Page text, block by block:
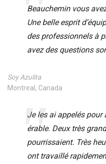
Beauchemin vous
Une belle esprit
des professionnels à
avez des questions
Soy Azulita
Montreal, Canada
Je les ai appelés
érable. Deux très
pourrissaient. Très
ont travaillé